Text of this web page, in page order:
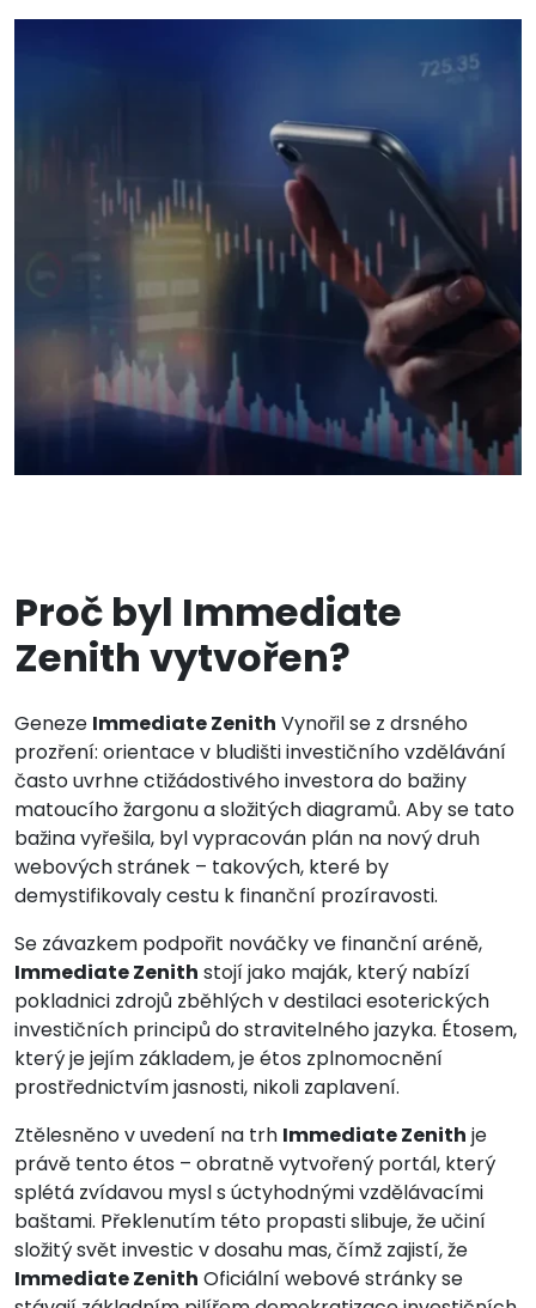
Proč byl Immediate
Zenith vytvořen?
Geneze Immediate Zenith Vynořil se z drsného
prozření: orientace v bludišti investičního vzdělávání
často uvrhne ctižádostivého investora do bažiny
matoucího žargonu a složitých diagramů. Aby se tato
bažina vyřešila, byl vypracován plán na nový druh
webových stránek – takových, které by
demystifikovaly cestu k finanční prozíravosti.
Se závazkem podpořit nováčky ve finanční aréně,
Immediate Zenith stojí jako maják, který nabízí
pokladnici zdrojů zběhlých v destilaci esoterických
investičních principů do stravitelného jazyka. Étosem,
který je jejím základem, je étos zplnomocnění
prostřednictvím jasnosti, nikoli zaplavení.
Ztělesněno v uvedení na trh Immediate Zenith je
právě tento étos – obratně vytvořený portál, který
splétá zvídavou mysl s úctyhodnými vzdělávacími
baštami. Překlenutím této propasti slibuje, že učiní
složitý svět investic v dosahu mas, čímž zajistí, že
Immediate Zenith Oficiální webové stránky se